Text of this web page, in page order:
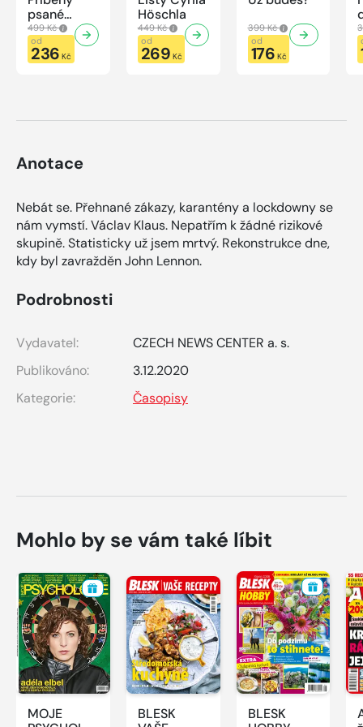
psané
modrou
krví
499 Kč
od
236 Kč
Höschla
449 Kč
od
269 Kč
399 Kč
od
176 Kč
Anotace
Nebát se. Přehnané zákazy, karantény a lockdowny se
nám vymstí. Václav Klaus. Nepatřím k žádné rizikové
skupině. Statisticky už jsem mrtvý. Rekonstrukce dne,
kdy byl zavražděn John Lennon.
Podrobnosti
Vydavatel:
CZECH NEWS CENTER a. s.
Publikováno:
3.12.2020
Kategorie:
Časopisy
Mohlo by se vám také líbit
MOJE
BLESK
BLESK